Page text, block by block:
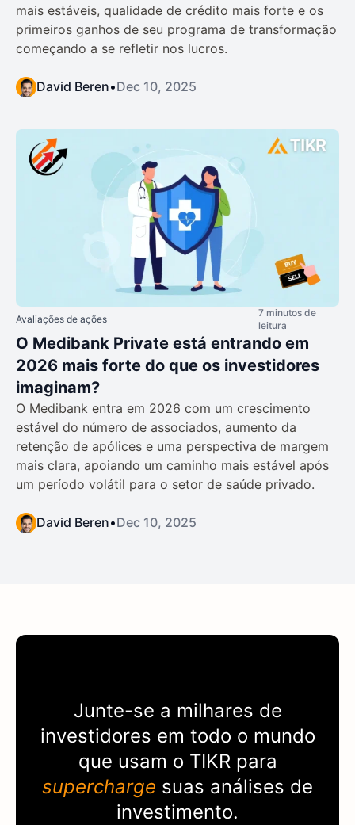
mais estáveis, qualidade de crédito mais forte e os
primeiros ganhos de seu programa de transformação
começando a se refletir nos lucros.
David Beren•Dec 10, 2025
Avaliações de ações
7 minutos de
leitura
O Medibank Private está entrando em
2026 mais forte do que os investidores
imaginam?
O Medibank entra em 2026 com um crescimento
estável do número de associados, aumento da
retenção de apólices e uma perspectiva de margem
mais clara, apoiando um caminho mais estável após
um período volátil para o setor de saúde privado.
David Beren•Dec 10, 2025
Junte-se a milhares de
investidores em todo o mundo
que usam o TIKRpara
supercharge suas análises de
investimento.